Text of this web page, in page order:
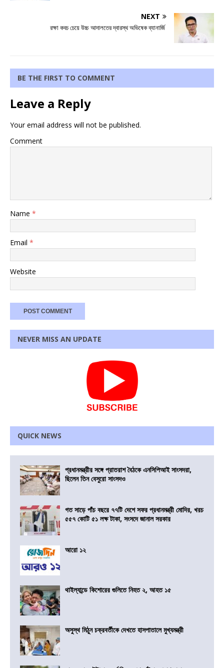
NEXT
রক্ষা কবচ চেয়ে উচ্চ আদালতের দ্বারস্থ অভিষেক ব্যানার্জি
BE THE FIRST TO COMMENT
Leave a Reply
Your email address will not be published.
Comment
Name *
Email *
Website
NEVER MISS AN UPDATE
QUICK NEWS
প্রধানমন্ত্রীর সঙ্গে প্রাতরাশ বৈঠকে এনসিপিআই সাংসদরা,
ছিলেন তিন বেসুরো সাংসদও
গত সাড়ে পাঁচ বছরে ৭৭টি দেশে সফর প্রধানমন্ত্রী মোদির, খরচ
৫৫৭ কোটি ৫১ লক্ষ টাকা, সংসদে জানাল সরকার
আরো ১২
থাইল্যান্ডে কিশোরের গুলিতে নিহত ২, আহত ১৫
অসুস্থ মিঠুন চক্রবর্তীকে দেখতে হাসপাতালে মুখ্যমন্ত্রী